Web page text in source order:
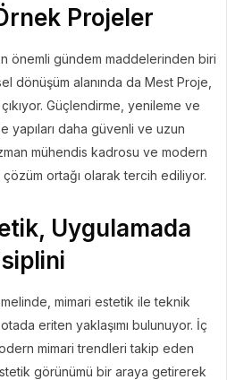
Projeler
önemli gündem maddelerinden biri
dönüşüm alanında da Mest Proje,
Güçlendirme, yenileme ve
yapıları daha güvenli ve uzun
mühendis kadrosu ve modern
ortağı olarak tercih ediliyor.
Uygulamada
mimari estetik ile teknik
eriten yaklaşımı bulunuyor. İç
mimari trendleri takip eden
görünümü bir araya getirerek